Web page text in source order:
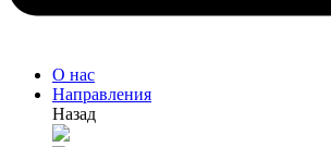
О нас
Направления
Назад